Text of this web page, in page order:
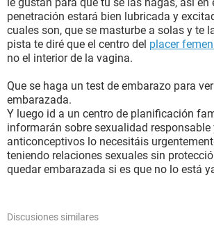
penetración estará bien lubricada y
cuales son, que se masturbe a solas y te
pista te diré que el centro del placer
no el interior de la vagina.
Que se haga un test de embarazo para
embarazada.
Y luego id a un centro de planificación
informarán sobre sexualidad responsable
anticonceptivos lo necesitáis
teniendo relaciones sexuales sin
quedar embarazada si es que no lo está
Discusiones similares